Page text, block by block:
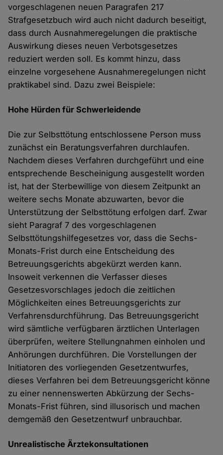
vorgeschlagenen neuen Paragrafen 217
Strafgesetzbuch wird auch nicht dadurch beseitigt,
dass durch Ausnahmeregelungen die praktische
Auswirkung dieses neuen Verbotsgesetzes
reduziert werden soll. Es kommt hinzu, dass
einzelne vorgesehene Ausnahmeregelungen nicht
praktikabel sind. Dazu zwei Beispiele:
Hohe Hürden für Schwerleidende
Die zur Selbsttötung entschlossene Person muss
zunächst ein Beratungsverfahren durchlaufen.
Nachdem dieses Verfahren durchgeführt und eine
entsprechende Bescheinigung ausgestellt worden
ist, hat der Sterbewillige von diesem Zeitpunkt an
weitere sechs Monate abzuwarten, bevor die
Unterstützung der Selbsttötung erfolgen darf. Zwar
sieht Paragraf 7 des vorgeschlagenen
Selbsttötungshilfegesetzes vor, dass die Sechs-
Monats-Frist durch eine Entscheidung des
Betreuungsgerichts abgekürzt werden kann.
Insoweit verkennen die Verfasser dieses
Gesetzesvorschlages jedoch die zeitlichen
Möglichkeiten eines Betreuungsgerichts zur
Verfahrensdurchführung. Das Betreuungsgericht
wird sämtliche verfügbaren ärztlichen Unterlagen
überprüfen, weitere Stellungnahmen einholen und
Anhörungen durchführen. Die Vorstellungen der
Initiatoren des vorliegenden Gesetzentwurfes,
dieses Verfahren bei dem Betreuungsgericht könne
zu einer nennenswerten Abkürzung der Sechs-
Monats-Frist führen, sind illusorisch und machen
demgemäß den Gesetzentwurf unbrauchbar.
Unrealistische Ärztekonsultationen